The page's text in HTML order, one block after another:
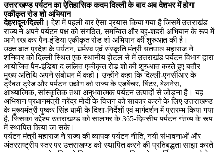
उत्तराखण्ड पर्यटन का ऐतिहासिक कदम दिल्ली के बाद अब देशभर में होगा
एकीकृत रोड शो अभियान
देहरादून/दिल्ली। देश में पहली बार ऐसा प्रयास किया गया है जिसमें उत्तराखंड
राज्य ने अपने पर्यटन पक्ष को संगठित, समन्वित और बहु-शहरी अभियान के रूप में
आगे रख कर पैन-इंडिया एकीकृत रोड शो अभियान की शुरुआत की है।
उक्त बात प्रदेश के पर्यटन, धर्मस्व एवं संस्कृति मंत्री सतपाल महाराज ने
शनिवार को दिल्ली स्थित एक स्थानीय होटल से में उत्तराखंड पर्यटन विभाग द्वारा
आयोजित पैन-इंडिया द ललित एकीकृत रोड शो की शुरुआत करते हुए बतौर
मुख्य अतिथि अपने संबोधन में कही। उन्होंने कहा कि दिल्ली-एनसीआर के
ट्रैवल ट्रेड और पर्यटन उद्योग को राज्य के एडवेंचर, विंटर, वेलनेस,
आध्यात्मिक, सांस्कृतिक तथा अनुभवात्मक पर्यटन उत्पादों से जोड़ना है। यह
अभियान प्रधानमंत्री नरेंद्र मोदी के विजन को साकार करने के लिए उत्तराखण्ड
के मुख्यमंत्री पुष्कर सिंह धामी के दिशा-निर्देशों एवं मार्गदर्शन में प्रारम्भ किया गया
है, जिसका उद्देश्य उत्तराखण्ड को सालभर के 365-दिवसीय पर्यटन गंतव्य के रूप
में स्थापित किया जा सके।
पर्यटन मंत्री महाराज ने राज्य की व्यापक पर्यटन नीति, नयी संभावनाओं और
अंतरराष्ट्रीय स्तर पर उत्तराखण्ड को स्थापित करने की प्रतिबद्धता साझा करते